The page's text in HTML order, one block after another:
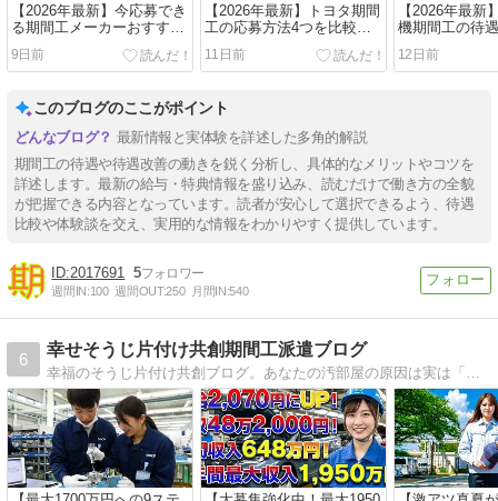
【2026年最新】今応募でき
る期間工メーカーおすすめ
7社を徹底比較！入社祝い
金・日給・寮費で選ぶ
9日前
【2026年最新】トヨタ期間
工の応募方法4つを比較｜
損しない選び方
11日前
【2026年最新
機期間工の待
め｜入社特典
無料
12日前
このブログのここがポイント
最新情報と実体験を詳述した多角的解説
期間工の待遇や待遇改善の動きを鋭く分析し、具体的なメリットやコツを
詳述します。最新の給与・特典情報を盛り込み、読むだけで働き方の全貌
が把握できる内容となっています。読者が安心して選択できるよう、待遇
比較や体験談を交え、実用的な情報をわかりやすく提供しています。
2017691 5
週間IN:100 週間OUT:250 月間IN:540
6
幸せそうじ片付け共創期間工派遣ブログ